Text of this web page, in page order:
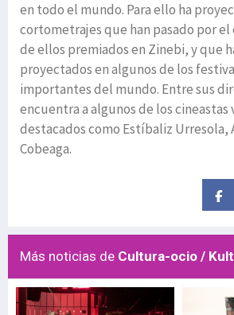
en todo el mundo. Para ello ha
cortometrajes que han pasado por
de ellos premiados en Zinebi, y que
proyectados en algunos de los
importantes del mundo. Entre sus
encuentra a algunos de los cineastas
destacados como Estíbaliz Urresola,
Cobeaga.
Más noticias de Cultura-ocio /